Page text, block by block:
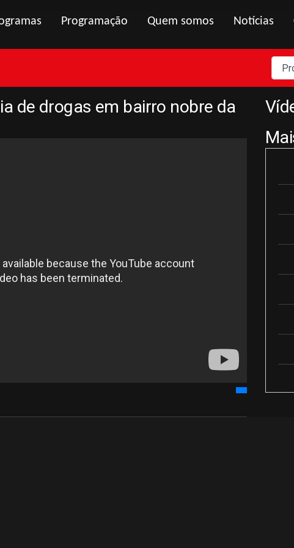
Programação Quem somos Notícias
de drogas em bairro nobre da